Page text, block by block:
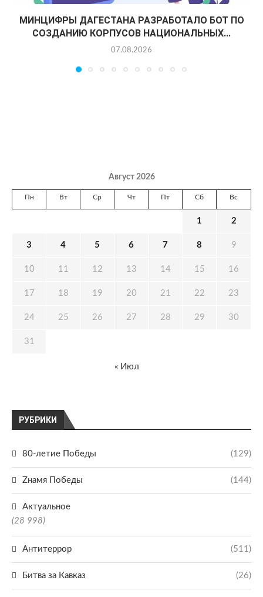
МИНЦИФРЫ ДАГЕСТАНА РАЗРАБОТАЛО БОТ ПО
СОЗДАНИЮ КОРПУСОВ НАЦИОНАЛЬНЫХ...
07.08.2026
РУБРИКИ
80-летие Победы (129)
Zнамя Победы (144)
Актуальное
(28 998)
Антитеррор (511)
Битва за Кавказ (26)
Август 2026
Пн Вт Ср Чт Пт Сб Вс
1 2
3 4 5 6 7 8 9
10 11 12 13 14 15 16
17 18 19 20 21 22 23
24 25 26 27 28 29 30
31
« Июл